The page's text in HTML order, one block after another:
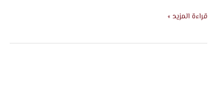
قراءة المزيد »